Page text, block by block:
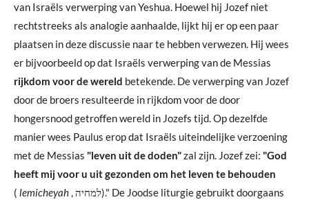
van Israëls verwerping van Yeshua. Hoewel hij Jozef niet
rechtstreeks als analogie aanhaalde, lijkt hij er op een paar
plaatsen in deze discussie naar te hebben verwezen. Hij wees
er bijvoorbeeld op dat Israëls verwerping van de Messias
rijkdom voor de wereld betekende. De verwerping van Jozef
door de broers resulteerde in rijkdom voor de door
hongersnood getroffen wereld in Jozefs tijd. Op dezelfde
manier wees Paulus erop dat Israëls uiteindelijke verzoening
met de Messias "leven uit de doden"zal zijn. Jozef zei: "God
heeft mij voor u uit gezonden om het leven te behouden
( lemicheyah, למחיה)." De Joodse liturgie gebruikt doorgaans